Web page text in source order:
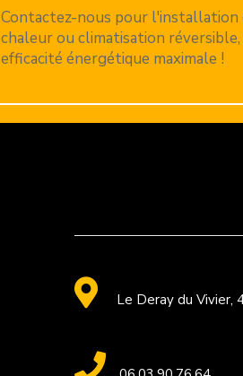
Contactez-nous pour l'installation
chaleur ou climatisation
efficacité énergétique maximale !
 Le Deray du Vivier,
